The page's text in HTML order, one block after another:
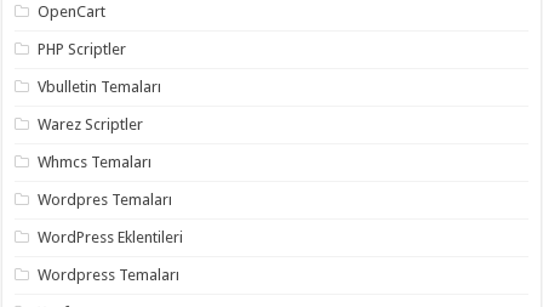
OpenCart
PHP Scriptler
Vbulletin Temaları
Warez Scriptler
Whmcs Temaları
Wordpres Temaları
WordPress Eklentileri
Wordpress Temaları